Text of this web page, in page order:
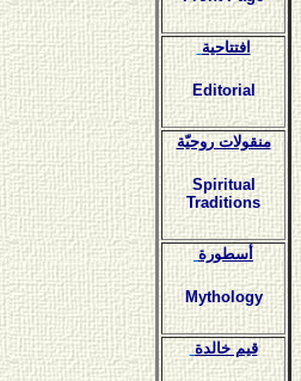
افتتاحية
Editorial
منقولات روحيّة
Spiritual
Traditions
أسطورة
Mythology
قيم خالدة